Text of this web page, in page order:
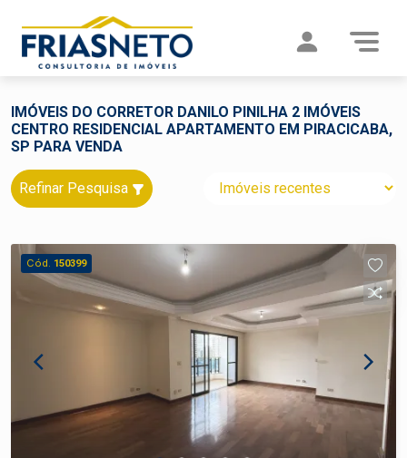
IMÓVEIS DO CORRETOR DANILO PINILHA 2 IMÓVEIS
CENTRO RESIDENCIAL APARTAMENTO EM PIRACICABA,
SP PARA VENDA
Refinar Pesquisa
Cód. 150399